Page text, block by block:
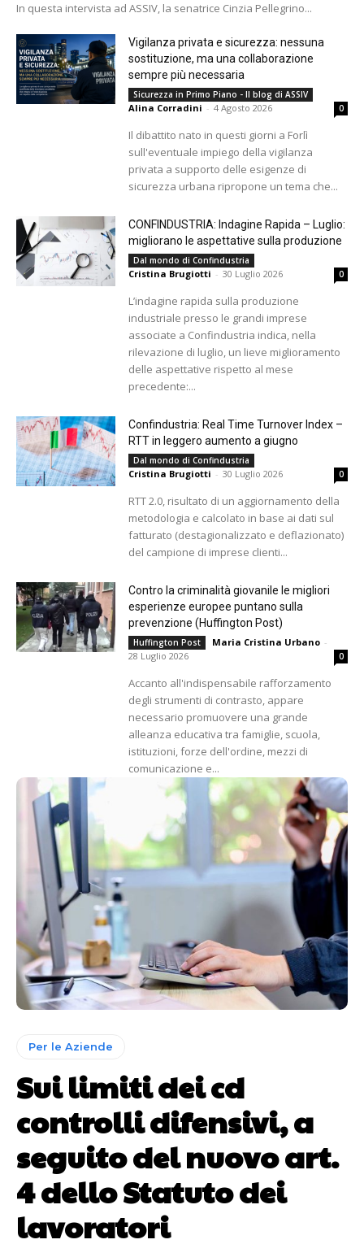
In questa intervista ad ASSIV, la senatrice Cinzia Pellegrino...
Vigilanza privata e sicurezza: nessuna
sostituzione, ma una collaborazione
sempre più necessaria
Sicurezza in Primo Piano - Il blog di ASSIV
Alina Corradini - 4 Agosto 2026 0
Il dibattito nato in questi giorni a Forlì
sull'eventuale impiego della vigilanza
privata a supporto delle esigenze di
sicurezza urbana ripropone un tema che...
CONFINDUSTRIA: Indagine Rapida – Luglio:
migliorano le aspettative sulla produzione
Dal mondo di Confindustria
Cristina Brugiotti - 30 Luglio 2026 0
L’indagine rapida sulla produzione
industriale presso le grandi imprese
associate a Confindustria indica, nella
rilevazione di luglio, un lieve miglioramento
delle aspettative rispetto al mese
precedente:...
Confindustria: Real Time Turnover Index –
RTT in leggero aumento a giugno
Dal mondo di Confindustria
Cristina Brugiotti - 30 Luglio 2026 0
RTT 2.0, risultato di un aggiornamento della
metodologia e calcolato in base ai dati sul
fatturato (destagionalizzato e deflazionato)
del campione di imprese clienti...
Contro la criminalità giovanile le migliori
esperienze europee puntano sulla
prevenzione (Huffington Post)
Huffington Post Maria Cristina Urbano -
28 Luglio 2026
0
Accanto all'indispensabile rafforzamento
degli strumenti di contrasto, appare
necessario promuovere una grande
alleanza educativa tra famiglie, scuola,
istituzioni, forze dell'ordine, mezzi di
comunicazione e...
Per le Aziende
Sui limiti dei cd
controlli difensivi, a
seguito del nuovo art.
4 dello Statuto dei
lavoratori